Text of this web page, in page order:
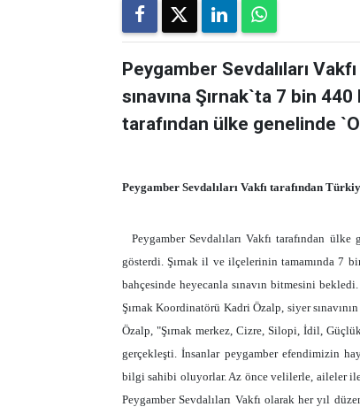
Peygamber Sevdalıları
sınavına Şırnak`ta 7 bin
tarafından ülke genelinde
Peygamber Sevdalıları Vakfı tarafından
Peygamber Sevdalıları Vakfı tarafından
gösterdi. Şırnak il ve ilçelerinin tamamında 7
bahçesinde heyecanla sınavın bitmesini
Şırnak Koordinatörü Kadri Özalp, siyer
Özalp, "Şırnak merkez, Cizre, Silopi, İdil,
gerçekleşti. İnsanlar peygamber efendimizin
bilgi sahibi oluyorlar. Az önce velilerle, aileler
Peygamber Sevdalıları Vakfı olarak her yıl